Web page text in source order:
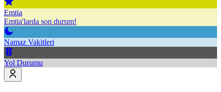
Emtia
Emtia'larda son durum!
Namaz Vakitleri
Yol Durumu